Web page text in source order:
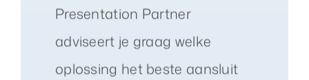
Presentation Partner
adviseert je graag welke
oplossing het beste aansluit